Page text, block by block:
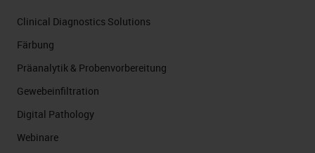
Clinical Diagnostics Solutions
Färbung
Präanalytik & Probenvorbereitung
Gewebeinfiltration
Digital Pathology
Webinare